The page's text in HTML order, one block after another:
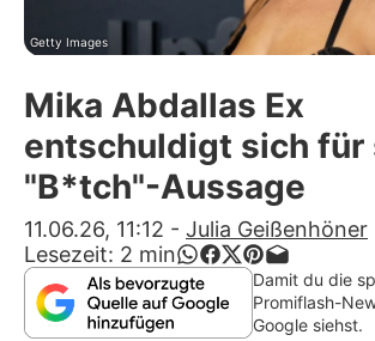
Promiflash Exklusiv
Alle Themen auf
App runterladen
Team
Redaktionelle
Getty Images
Mika Abdallas Ex
entschuldigt sich für
"B*tch"-Aussage
11.06.26, 11:12 - Julia Geißenhöner
Lesezeit: 2 min
Damit du die
Promiflash-
Google siehst.